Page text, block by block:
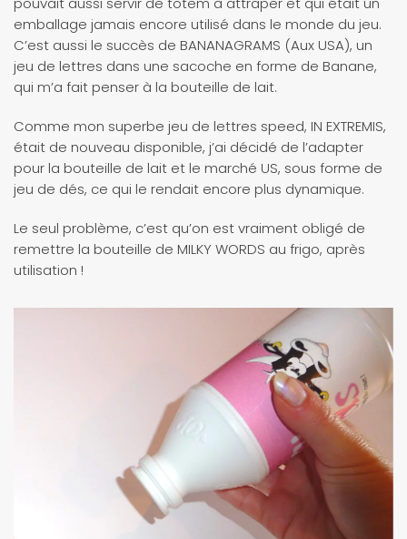
emballage jamais encore utilisé dans le monde du jeu.
C’est aussi le succès de BANANAGRAMS (Aux USA), un
jeu de lettres dans une sacoche en forme de Banane,
qui m’a fait penser à la bouteille de lait.
Comme mon superbe jeu de lettres speed, IN EXTREMIS,
était de nouveau disponible, j’ai décidé de l’adapter
pour la bouteille de lait et le marché US, sous forme de
jeu de dés, ce qui le rendait encore plus dynamique.
Le seul problème, c’est qu’on est vraiment obligé de
remettre la bouteille de MILKY WORDS au frigo, après
utilisation !